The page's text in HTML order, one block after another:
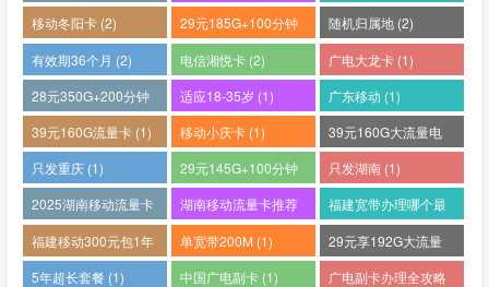
移动冬阳卡 (2)
29元185G+100分钟
(2)
随机归属地 (2)
有效期36个月 (2)
电信湘悦卡 (2)
广电大龙卡 (1)
28元350G+200分钟
(1)
适应18-35岁 (1)
广东移动 (1)
39元160G流量卡 (1)
移动小庆卡 (1)
39元160G大流量电
话卡 (1)
只发重庆 (1)
29元145G+100分钟
(1)
只发湖南 (1)
2025湖南移动流量卡
哪个好 (1)
湖南移动流量卡推荐
(1)
福建宽带办理哪个最
便宜 (1)
福建移动300元包1年
(1)
单宽带200M (1)
29元享192G大流量
(1)
5年超长套餐 (1) 中国广电副卡 (1)
广电副卡办理全攻略